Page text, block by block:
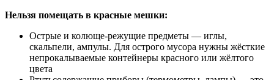
Нельзя помещать в красные мешки:
Острые и колюще-режущие предметы — иглы,
скальпели, ампулы. Для острого мусора нужны жёсткие
непрокалываемые контейнеры красного или жёлтого
цвета